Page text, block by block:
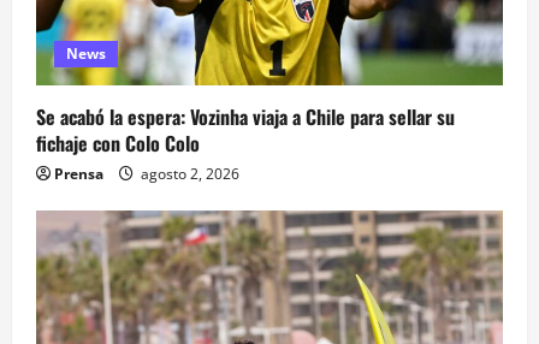
News
Se acabó la espera: Vozinha viaja a Chile para sellar su
fichaje con Colo Colo
Prensa agosto 2, 2026